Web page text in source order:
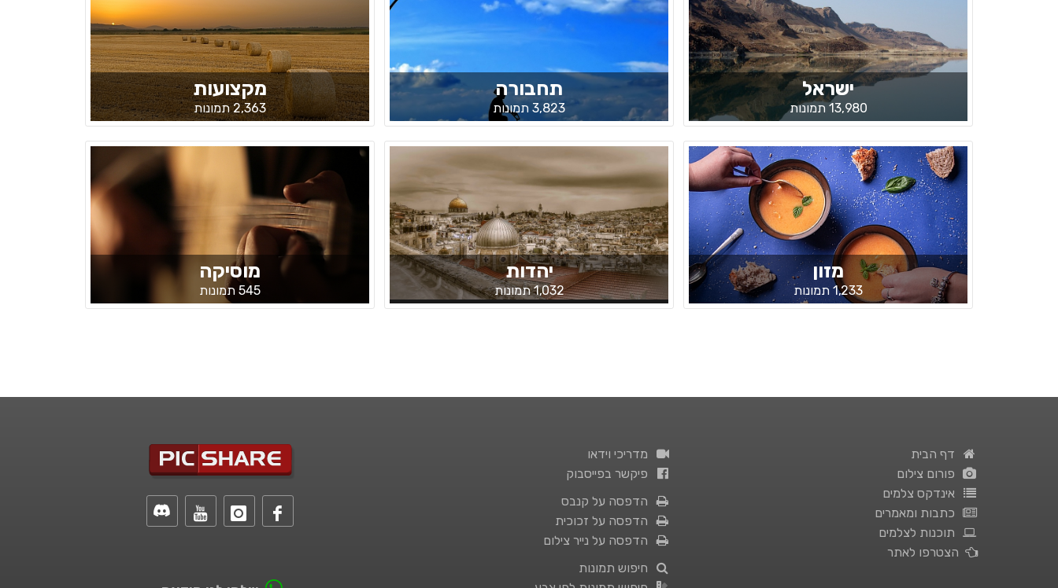
ישראל
13,980 תמונות
תחבורה
3,823 תמונות
מקצועות
2,363 תמונות
מזון
1,233 תמונות
יהדות
1,032 תמונות
מוסיקה
545 תמונות
מדריכי וידאו
פיקשר בפייסבוק
הדפסה על קנבס
הדפסה על זכוכית
הדפסה על נייר צילום
חיפוש תמונות
דף הבית
פורום צילום
אינדקס צלמים
כתבות ומאמרים
תוכנות לצלמים
הצטרפו לאתר